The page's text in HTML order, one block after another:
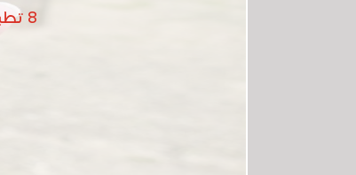
8 تطبيقات جديدة 5 نجوم إخترتها لكم بعناية ستحمل منها 3 على الأقل لروعتها